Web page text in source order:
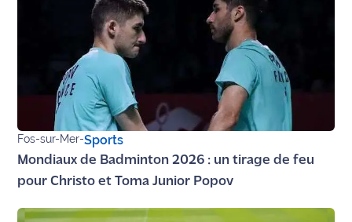
Fos-sur-Mer-Sports
Mondiaux de Badminton 2026 : un tirage de feu
pour Christo et Toma Junior Popov